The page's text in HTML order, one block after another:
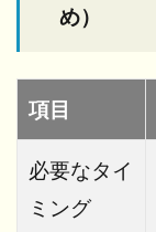
め）
項目
必要なタイ
ミング